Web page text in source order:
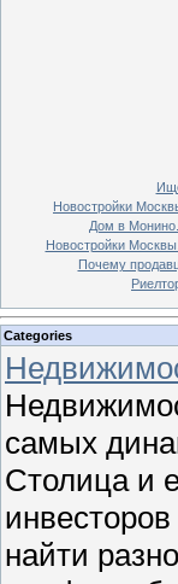
Новостройки
Дом в
Новостройки Москвы.
Почему
Categories
самых
Столица и
найти